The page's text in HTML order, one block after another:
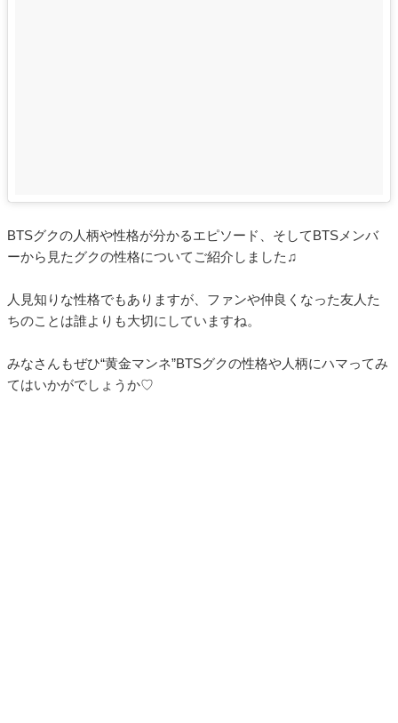
BTSグクの人柄や性格が分かるエピソード、そしてBTSメンバ
ーから見たグクの性格についてご紹介しました♫
人見知りな性格でもありますが、ファンや仲良くなった友人た
ちのことは誰よりも大切にしていますね。
みなさんもぜひ“黄金マンネ”BTSグクの性格や人柄にハマってみ
てはいかがでしょうか♡